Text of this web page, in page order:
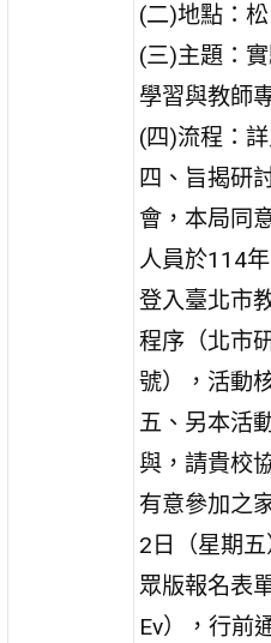
(二)地點：
(三)主題：
學習與教師
(四)流程：
四、旨揭研
會，本局同
人員於114
登入臺北市
程序（北市
號），活動
五、另本活
與，請貴校
有意參加之
2日（星期
眾版報名表
Ev），行前